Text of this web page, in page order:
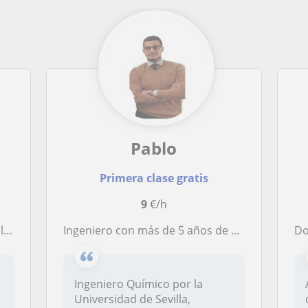
Pablo
Primera clase gratis
9€/h
Ingeniero con más de 5 años de experiencia imparte clases de Matemáticas, Física y Química
Ingeniero Químico por la
Universidad de Sevilla,